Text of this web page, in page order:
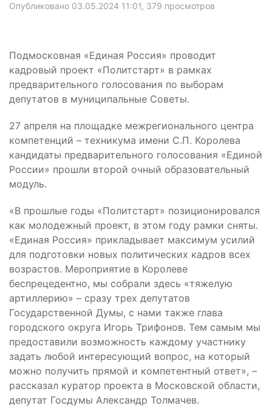
Опубликовано 03.05.2024 11:01, 379 просмотров
Подмосковная «Единая Россия» проводит
кадровый проект «Политстарт» в рамках
предварительного голосования по выборам
депутатов в муниципальные Советы.
27 апреля на площадке межрегионального центра
компетенций – техникума имени С.П. Королева
кандидаты предварительного голосования «Единой
России» прошли второй очный образовательный
модуль.
«В прошлые годы «Политстарт» позиционировался
как молодежный проект, в этом году рамки сняты.
«Единая Россия» прикладывает максимум усилий
для подготовки новых политических кадров всех
возрастов. Мероприятие в Королеве
беспрецедентно, мы собрали здесь «тяжелую
артиллерию» – сразу трех депутатов
Государственной Думы, с нами также глава
городского округа Игорь Трифонов. Тем самым мы
предоставили возможность каждому участнику
задать любой интересующий вопрос, на который
можно получить прямой и компетентный ответ», –
рассказал куратор проекта в Московской области,
депутат Госдумы Александр Толмачев.